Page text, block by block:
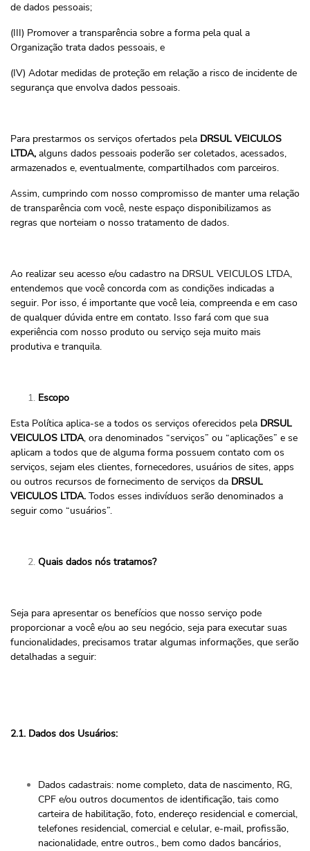
de dados pessoais;
(III) Promover a transparência sobre a forma pela qual a
Organização trata dados pessoais, e
(IV) Adotar medidas de proteção em relação a risco de incidente de
segurança que envolva dados pessoais.
Para prestarmos os serviços ofertados pela DRSUL VEICULOS
LTDA, alguns dados pessoais poderão ser coletados, acessados,
armazenados e, eventualmente, compartilhados com parceiros.
Assim, cumprindo com nosso compromisso de manter uma relação
de transparência com você, neste espaço disponibilizamos as
regras que norteiam o nosso tratamento de dados.
Ao realizar seu acesso e/ou cadastro na DRSUL VEICULOS LTDA,
entendemos que você concorda com as condições indicadas a
seguir. Por isso, é importante que você leia, compreenda e em caso
de qualquer dúvida entre em contato. Isso fará com que sua
experiência com nosso produto ou serviço seja muito mais
produtiva e tranquila.
Escopo
Esta Política aplica-se a todos os serviços oferecidos pela DRSUL
VEICULOS LTDA, ora denominados “serviços” ou “aplicações” e se
aplicam a todos que de alguma forma possuem contato com os
serviços, sejam eles clientes, fornecedores, usuários de sites, apps
ou outros recursos de fornecimento de serviços da DRSUL
VEICULOS LTDA. Todos esses indivíduos serão denominados a
seguir como “usuários”.
Quais dados nós tratamos?
Seja para apresentar os benefícios que nosso serviço pode
proporcionar a você e/ou ao seu negócio, seja para executar suas
funcionalidades, precisamos tratar algumas informações, que serão
detalhadas a seguir:
2.1. Dados dos Usuários:
Dados cadastrais: nome completo, data de nascimento, RG,
CPF e/ou outros documentos de identificação, tais como
carteira de habilitação, foto, endereço residencial e comercial,
telefones residencial, comercial e celular, e-mail, profissão,
nacionalidade, entre outros., bem como dados bancários,